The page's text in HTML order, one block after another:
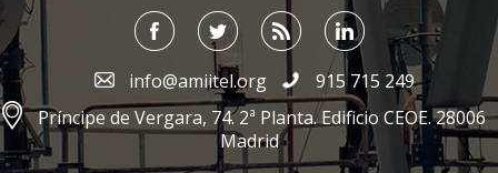
info@amiitel.org
915 715 249
Príncipe de Vergara, 74. 2ª Planta. Edificio CEOE. 28006
Madrid